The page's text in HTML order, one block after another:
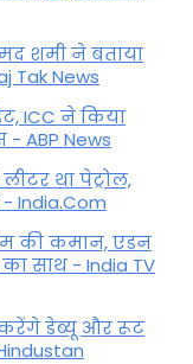
शमी ने बताया
Tak News
ICC ने किया
ABP News
था पेट्रोल,
India.Com
की कमान, एडन
साथ - India TV
करेंगे डेब्यू और रूट